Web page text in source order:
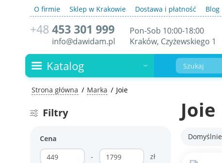
O firmie Sklep w Krakowie Dostawa i płatność Blog
Pon-Sob 10:00-18:00
Kraków, Czyżewskiego 1
+48 453 301 999
info@dawidam.pl
Katalog
Strona główna Marka Joie
Filtry
Cena
-
zł
Joie
Domyślnie